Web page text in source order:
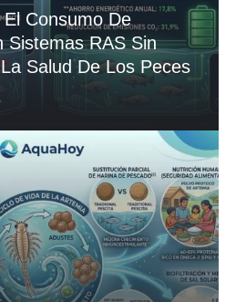
Consumo De
Sistemas RAS Sin
Salud De Los Peces